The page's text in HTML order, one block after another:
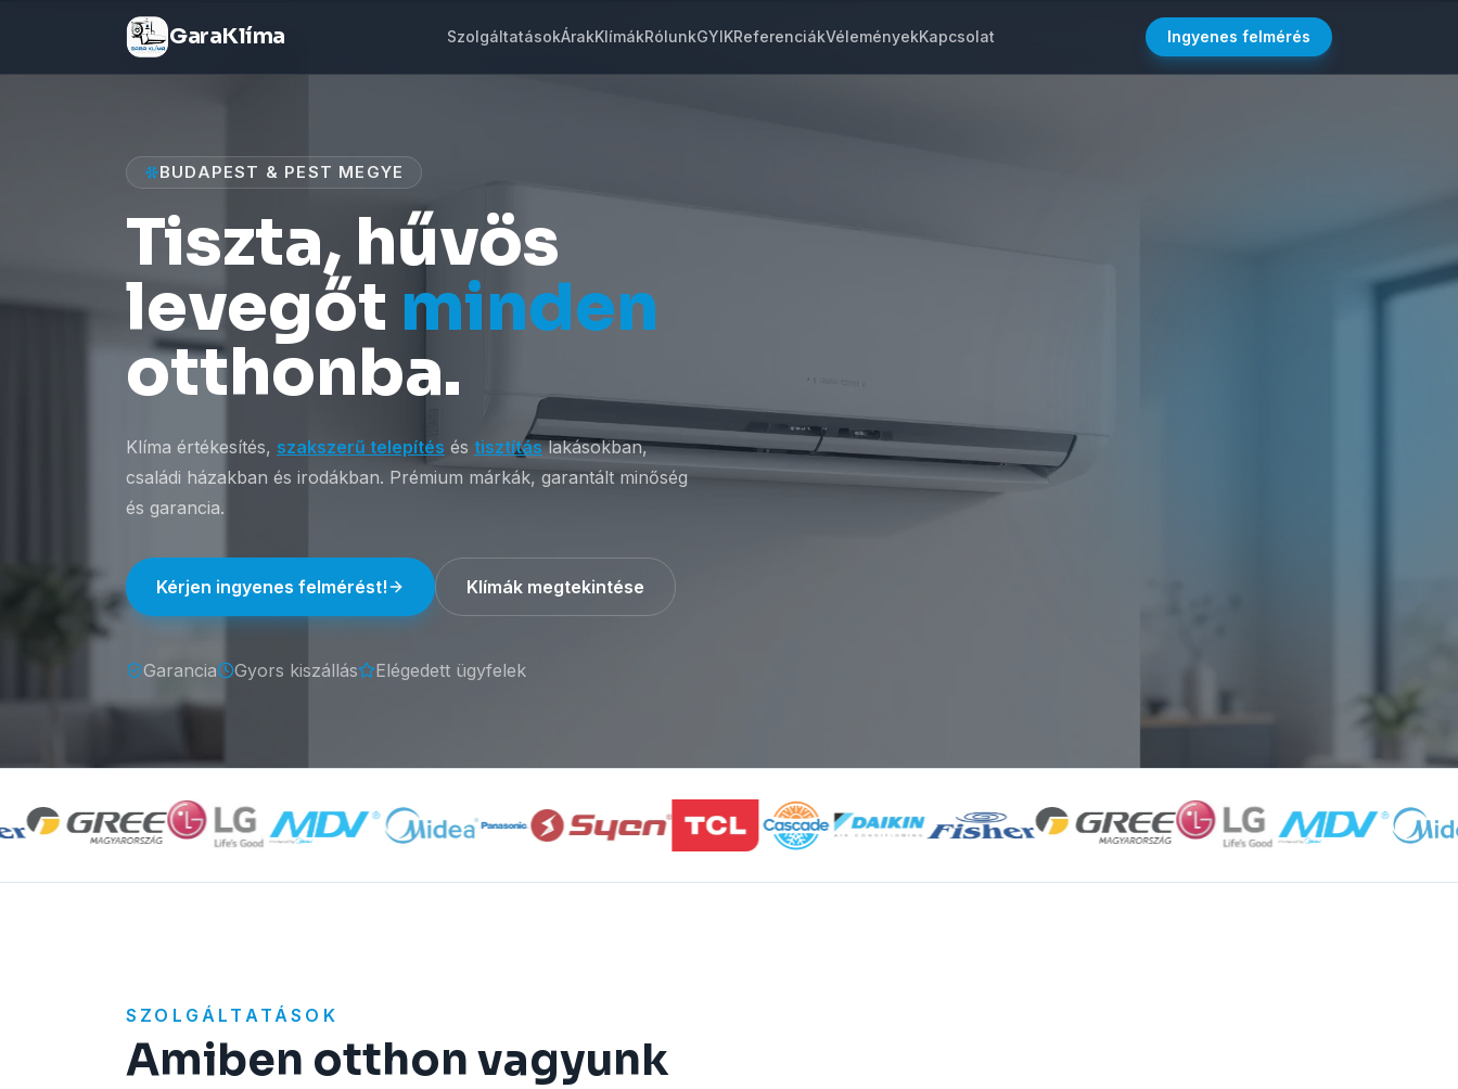
GaraKlíma SzolgáltatásokÁrakKlímákRólunkGYIKReferenciákVéleményekKapcsolat Ingyenes felmérés
BUDAPEST & PEST MEGYE
Tiszta, hűvös
levegőt minden
otthonba.
Klíma értékesítés, szakszerű telepítés és tisztításlakásokban,
családi házakban és irodákban. Prémium márkák, garantált minőség
és garancia.
Kérjen ingyenes felmérést! Klímák megtekintése
Garancia Gyors kiszállás Elégedett ügyfelek
SZOLGÁLTATÁSOK
Amiben otthon vagyunk